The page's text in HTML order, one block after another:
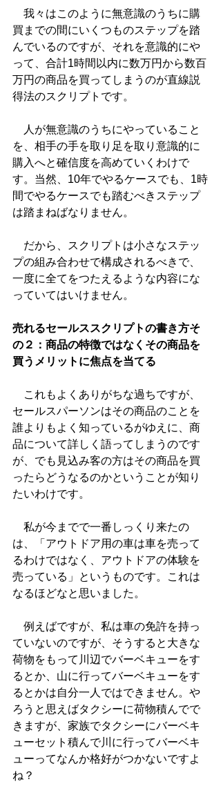
我々はこのように無意識のうちに購
買までの間にいくつものステップを踏
んでいるのですが、それを意識的にや
って、合計1時間以内に数万円から数百
万円の商品を買ってしまうのが直線説
得法のスクリプトです。
人が無意識のうちにやっていること
を、相手の手を取り足を取り意識的に
購入へと確信度を高めていくわけで
す。当然、10年でやるケースでも、1時
間でやるケースでも踏むべきステップ
は踏まねばなりません。
だから、スクリプトは小さなステッ
プの組み合わせで構成されるべきで、
一度に全てをつたえるような内容にな
っていてはいけません。
売れるセールススクリプトの書き方そ
の２：商品の特徴ではなくその商品を
買うメリットに焦点を当てる
これもよくありがちな過ちですが、
セールスパーソンはその商品のことを
誰よりもよく知っているがゆえに、商
品について詳しく語ってしまうのです
が、でも見込み客の方はその商品を買
ったらどうなるのかということが知り
たいわけです。
私が今までで一番しっくり来たの
は、「アウトドア用の車は車を売って
るわけではなく、アウトドアの体験を
売っている」というものです。これは
なるほどなと思いました。
例えばですが、私は車の免許を持っ
ていないのですが、そうすると大きな
荷物をもって川辺でバーベキューをす
るとか、山に行ってバーベキューをす
るとかは自分一人ではできません。や
ろうと思えばタクシーに荷物積んでで
きますが、家族でタクシーにバーベキ
ューセット積んで川に行ってバーベキ
ューってなんか格好がつかないですよ
ね？